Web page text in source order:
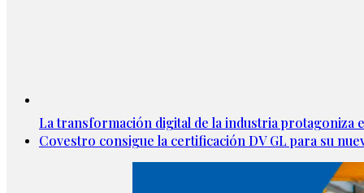
La transformación digital de la industria protagoniza
Covestro consigue la certificación DV GL para su